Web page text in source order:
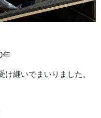
年
け継いでまいりました。